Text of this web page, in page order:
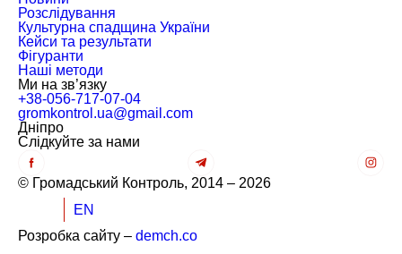
Розслідування
Культурна спадщина України
Кейси та результати
Фігуранти
Наші методи
Ми на зв’язку
+38-056-717-07-04
gromkontrol.ua@gmail.com
Дніпро
Слiдкуйте за нами
© Громадський Контроль, 2014 – 2026
EN
Розробка сайту – demch.co